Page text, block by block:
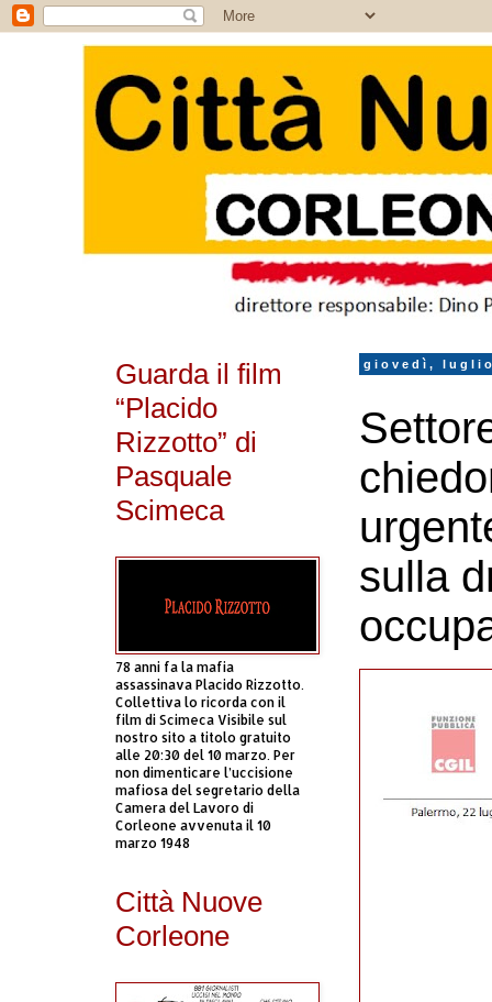
giovedì,
sulla
Guarda il film
“Placido
Rizzotto” di
Pasquale
Scimeca
78 anni fa la mafia
assassinava Placido Rizzotto.
Collettiva lo ricorda con il
film di Scimeca Visibile sul
nostro sito a titolo gratuito
alle 20:30 del 10 marzo. Per
non dimenticare l’uccisione
mafiosa del segretario della
Camera del Lavoro di
Corleone avvenuta il 10
marzo 1948
Città Nuove
Corleone